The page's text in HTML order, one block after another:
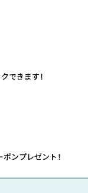
できます！
ンプレゼント！